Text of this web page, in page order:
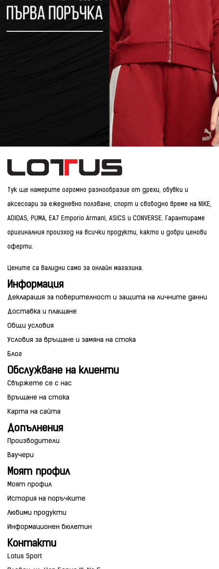
Тук ще намерите огромно разнообразие от дрехи, обувки и
аксесоари за ежедневно ползване, спорт и свободно време на NIKE,
ADIDAS, PUMA, EA7 Emporio Armani, ASICS и CONVERSE. Гарантираме
оригиналния произход на всички продукти, както и добри ценови
оферти.
Цените са валидни само за онлайн магазина.
Информация
Декларация за поверителност и защита на личните данни
Доставка и плащане
Общи условия
Условия за връщане и замяна на стока
Блог
Обслужване на клиенти
Свържете се с нас
Връщане на стока
Карта на сайта
Допълнения
Производители
Ваучери
Моят профил
Моят профил
История на поръчките
Любими продукти
Информационен бюлетин
Контакти
Lotus Sport